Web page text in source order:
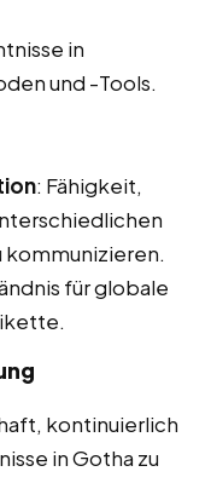
in
und -Tools.
: Fähigkeit,
kommunizieren.
für globale
kontinuierlich
in Gotha zu